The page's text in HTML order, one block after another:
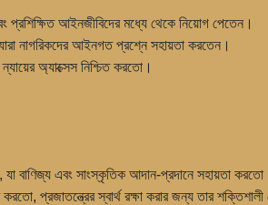
প্রশিক্ষিত আইনজীবিদের মধ্যে থেকে নিয়োগ পেতেন।
নাগরিকদের আইনগত প্রশ্নে সহায়তা করতেন।
অ্যাক্সেস নিশ্চিত করতো।
বাণিজ্য এবং সাংস্কৃতিক আদান-প্রদানে সহায়তা
প্রজাতন্ত্রের স্বার্থ রক্ষা করার জন্য তার শক্তিশালী